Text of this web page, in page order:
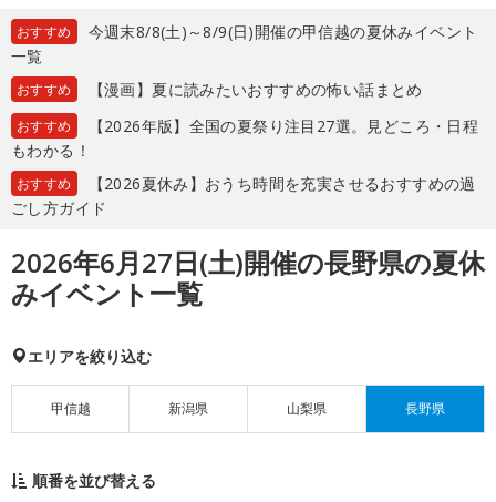
おすすめ
今週末8/8(土)～8/9(日)開催の甲信越の夏休みイベント
一覧
おすすめ 【漫画】夏に読みたいおすすめの怖い話まとめ
おすすめ
【2026年版】全国の夏祭り注目27選。見どころ・日程
もわかる！
おすすめ
【2026夏休み】おうち時間を充実させるおすすめの過
ごし方ガイド
2026年6月27日(土)開催の長野県の夏休
みイベント一覧
エリアを絞り込む
甲信越 新潟県 山梨県 長野県
順番を並び替える